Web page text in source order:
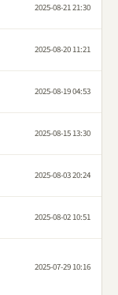
2025-08-21 21:30
2025-08-20 11:21
2025-08-19 04:53
2025-08-15 13:30
2025-08-03 20:24
2025-08-02 10:51
2025-07-29 10:16